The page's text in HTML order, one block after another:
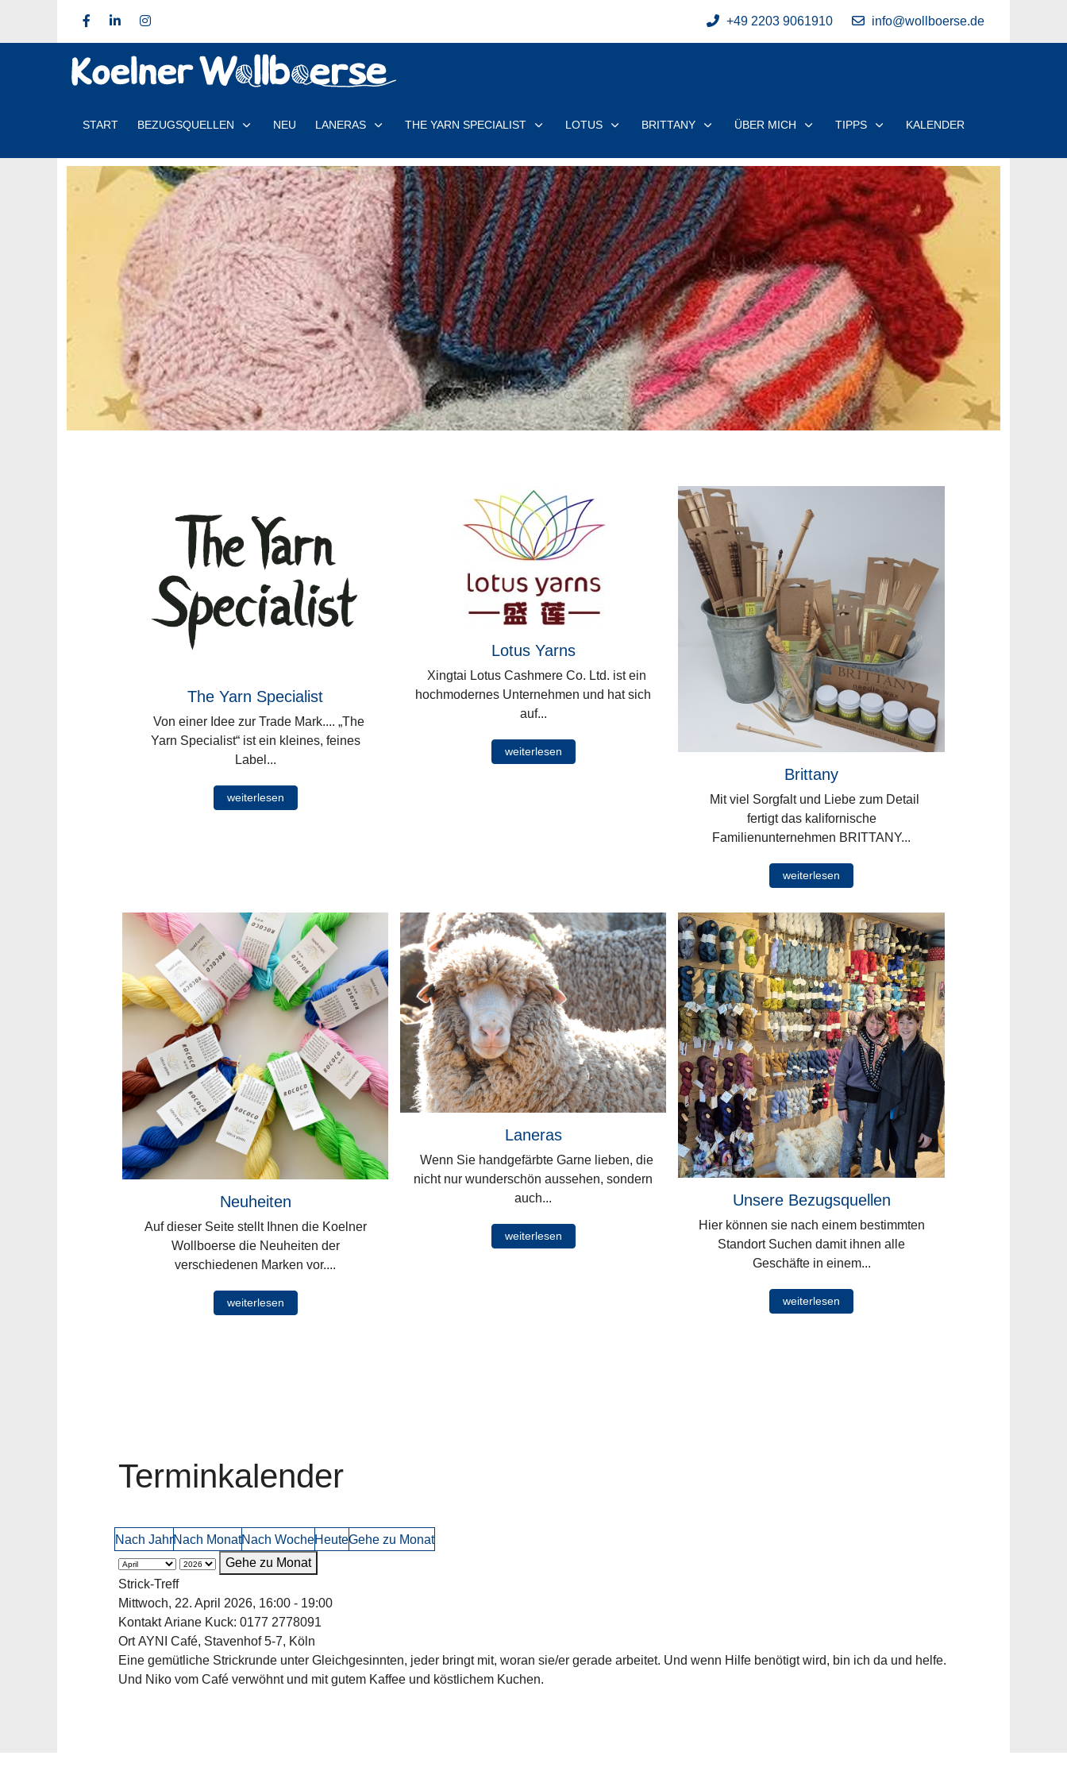
+49 2203 9061910 info@wollboerse.de
START BEZUGSQUELLEN NEU LANERAS THE YARN SPECIALIST LOTUS BRITTANY ÜBER MICH TIPPS KALENDER
The Yarn Specialist
Von einer Idee zur Trade Mark.... „The
Yarn Specialist“ ist ein kleines, feines
Label...
weiterlesen
Lotus Yarns
Xingtai Lotus Cashmere Co. Ltd. ist ein
hochmodernes Unternehmen und hat sich
auf...
weiterlesen
Brittany
Mit viel Sorgfalt und Liebe zum Detail
fertigt das kalifornische
Familienunternehmen BRITTANY...
weiterlesen
Neuheiten
Auf dieser Seite stellt Ihnen die Koelner
Wollboerse die Neuheiten der
verschiedenen Marken vor....
weiterlesen
Laneras
Wenn Sie handgefärbte Garne lieben, die
nicht nur wunderschön aussehen, sondern
auch...
weiterlesen
Unsere Bezugsquellen
Hier können sie nach einem bestimmten
Standort Suchen damit ihnen alle
Geschäfte in einem...
weiterlesen
Terminkalender
Nach JahrNach MonatNach WocheHeuteGehe zu Monat
Gehe zu Monat
Strick-Treff
Mittwoch, 22. April 2026, 16:00 - 19:00
KontaktAriane Kuck: 0177 2778091
OrtAYNI Café, Stavenhof 5-7, Köln
Eine gemütliche Strickrunde unter Gleichgesinnten, jeder bringt mit, woran sie/er gerade arbeitet. Und wenn Hilfe benötigt wird, bin ich da und helfe.
Und Niko vom Café verwöhnt und mit gutem Kaffee und köstlichem Kuchen.